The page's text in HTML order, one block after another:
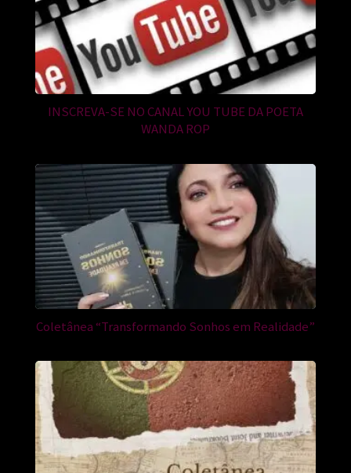
INSCREVA-SE NO CANAL YOU TUBE DA POETA
WANDA ROP
Coletânea “Transformando Sonhos em Realidade”